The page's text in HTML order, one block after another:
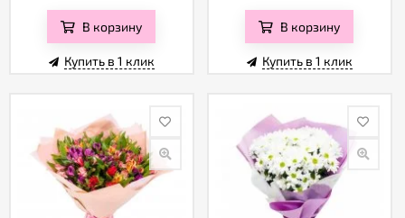
В корзину
Купить в 1 клик
В корзину
Купить в 1 клик